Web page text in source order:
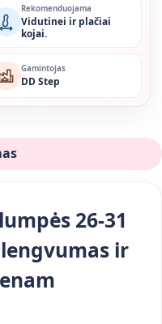
Rekomenduojama
Vidutinei ir plačiai
kojai.
Gamintojas
DD Step
26-31
lengvumas ir